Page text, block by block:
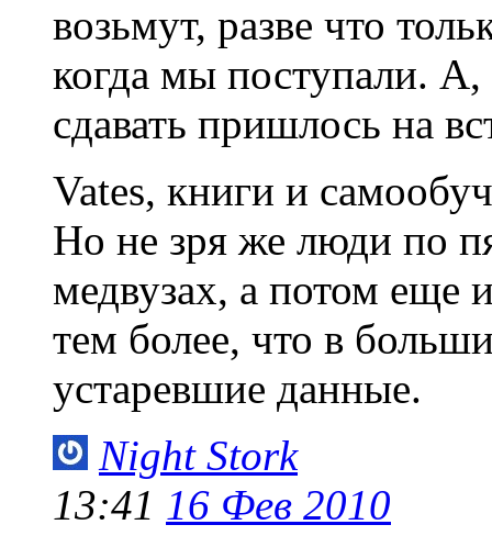
возьмут, разве что
когда мы поступали.
сдавать пришлось на
Vates, книги и
Но не зря же люди по
медвузах, а потом еще
тем более, что в
устаревшие данные.
Night Stork
13:41 16 Фев 2010